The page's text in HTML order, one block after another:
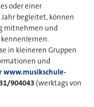
oder einer
begleitet, können
mitnehmen und
kennenlernen.
in kleineren Gruppen
und
www.musikschule-
904043 (werktags von